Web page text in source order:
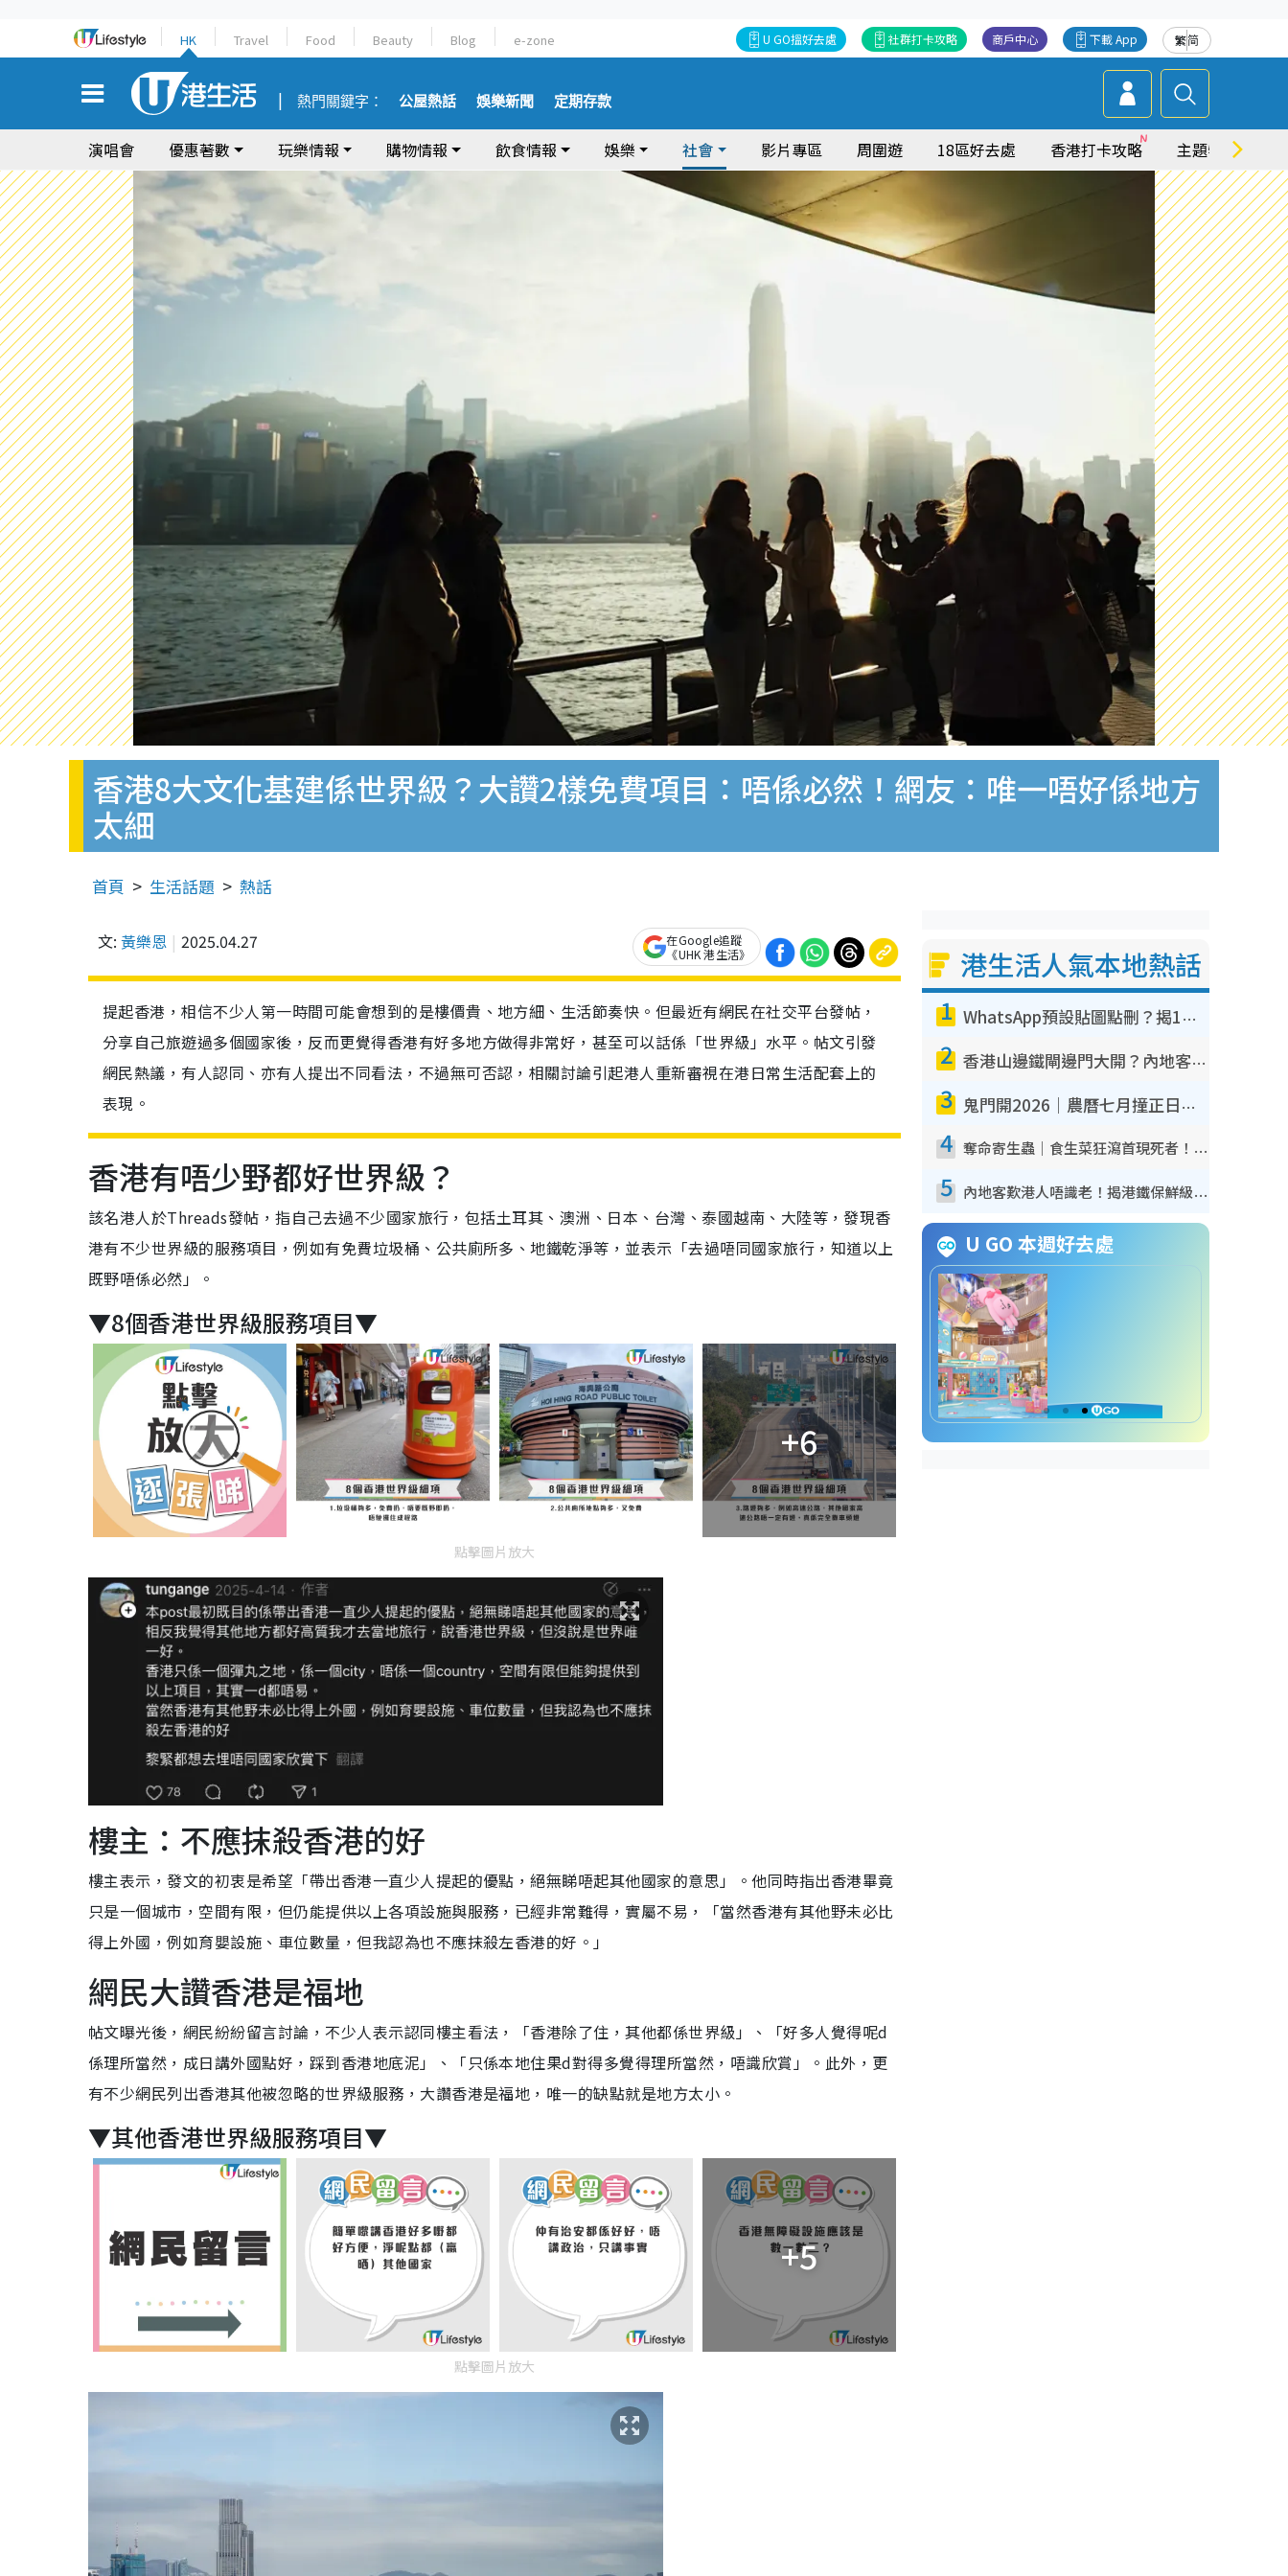
HK Travel Food Beauty Blog e-zone 繁简
下載 App
商戶中心
社群打卡攻略
U GO搵好去處
熱門關鍵字： 公屋熱話 娛樂新聞 定期存款
演唱會 優惠著數 玩樂情報 購物情報 飲食情報 娛樂 社會 影片專區 周圍遊 18區好去處 香港打卡攻略 主題特集
香港8大文化基建係世界級？大讚2樣免費項目：唔係必然！網友：唯一唔好係地方
太細
首頁 生活話題 熱話
文: 黃樂恩 2025.04.27
在Google追蹤
《UHK 港生活》
提起香港，相信不少人第一時間可能會想到的是樓價貴、地方細、生活節奏快。但最近有網民在社交平台發帖，
分享自己旅遊過多個國家後，反而更覺得香港有好多地方做得非常好，甚至可以話係「世界級」水平。帖文引發
網民熱議，有人認同、亦有人提出不同看法，不過無可否認，相關討論引起港人重新審視在港日常生活配套上的
表現。
香港有唔少野都好世界級？
該名港人於Threads發帖，指自己去過不少國家旅行，包括土耳其、澳洲、日本、台灣、泰國越南、大陸等，發現香
港有不少世界級的服務項目，例如有免費垃圾桶、公共廁所多、地鐵乾淨等，並表示「去過唔同國家旅行，知道以上
既野唔係必然」。
▼8個香港世界級服務項目▼
+6
點擊圖片放大
樓主：不應抹殺香港的好
樓主表示，發文的初衷是希望「帶出香港一直少人提起的優點，絕無睇唔起其他國家的意思」。他同時指出香港畢竟
只是一個城市，空間有限，但仍能提供以上各項設施與服務，已經非常難得，實屬不易，「當然香港有其他野未必比
得上外國，例如育嬰設施、車位數量，但我認為也不應抹殺左香港的好。」
網民大讚香港是福地
帖文曝光後，網民紛紛留言討論，不少人表示認同樓主看法，「香港除了住，其他都係世界級」、「好多人覺得呢d
係理所當然，成日講外國點好，踩到香港地底泥」、「只係本地住果d對得多覺得理所當然，唔識欣賞」。此外，更
有不少網民列出香港其他被忽略的世界級服務，大讚香港是福地，唯一的缺點就是地方太小。
▼其他香港世界級服務項目▼
+5
點擊圖片放大
港生活人氣本地熱話
1 WhatsApp預設貼圖點刪？揭1招「反向操作」還原簡潔介面 附3步實測教學
2 香港山邊鐵閘邊門大開？內地客困惑意義何在！網民神回覆：呢種叫法理性防禦
3 鬼門開2026｜農曆七月撞正日全食特別邪？專家警告切忌做一事！揭4大禁忌+2招保平安
4 奪命寄生蟲｜食生菜狂瀉首現死者！疫潮惡化錄1.8萬宗病例 揭洗菜3大謬誤
5 內地客歎港人唔識老！揭港鐵保鮮級冷氣 港人求放過：咪投訴
U GO 本週好去處